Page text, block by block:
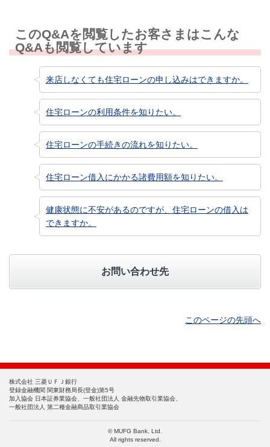
このQ&Aを閲覧したお客さまはこんな
Q&Aも閲覧しています
来店しなくても住宅ローンの申し込みはできますか。
住宅ローンの利用条件を知りたい。
住宅ローンの手続きの流れを知りたい。
住宅ローン借入にかかる諸費用額を知りたい。
健康状態に不安があるのですが、住宅ローンの借入は
できますか。
お問い合わせ先
このページの先頭へ
株式会社 三菱ＵＦＪ銀行
登録金融機関 関東財務局長(登金)第5号
加入協会 日本証券業協会、一般社団法人 金融先物取引業協会、
一般社団法人 第二種金融商品取引業協会
© MUFG Bank, Ltd.
All rights reserved.